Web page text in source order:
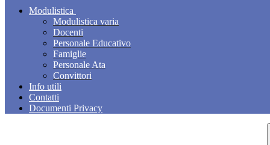
Modulistica
Modulistica varia
Docenti
Personale Educativo
Famiglie
Personale Ata
Convittori
Info utili
Contatti
Documenti Privacy